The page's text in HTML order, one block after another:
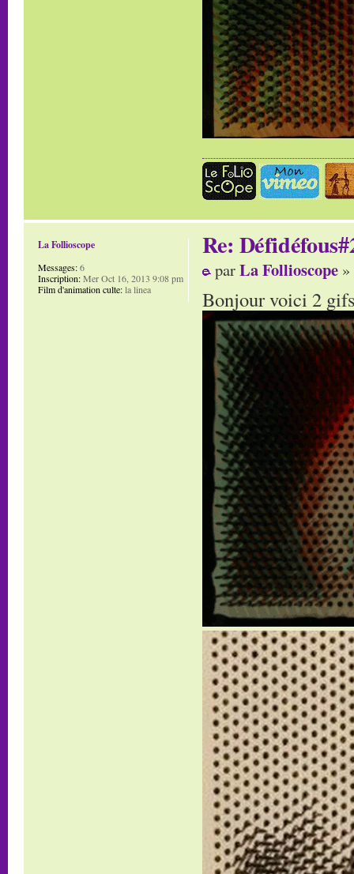
Re:
parLa Follioscope
Bonjour voici 2
La Follioscope
Messages:6
Inscription:Mer Oct 16, 2013 9:08 pm
Film d'animation culte:la linea